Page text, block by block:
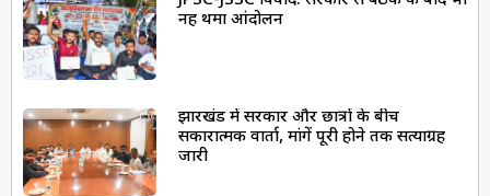
नहीं थमा आंदोलन
झारखंड में सरकार और छात्रों के बीच
सकारात्मक वार्ता, मांगें पूरी होने तक सत्याग्रह
जारी